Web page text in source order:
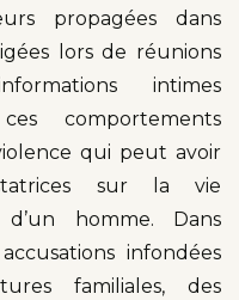
propagées dans
lors de réunions
intimes
comportements
qui peut avoir
sur la vie
homme. Dans
infondées
familiales, des